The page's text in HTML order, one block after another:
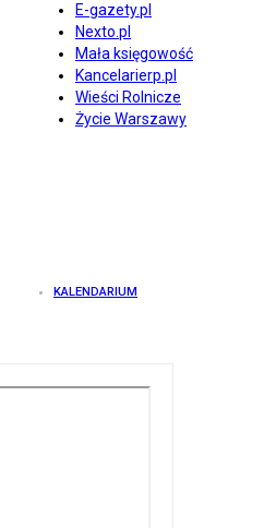
E-gazety.pl
Nexto.pl
Mała księgowość
Kancelarierp.pl
Wieści Rolnicze
Życie Warszawy
KALENDARIUM